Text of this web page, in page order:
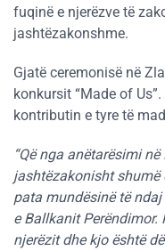
fuqinë e njerëzve të
jashtëzakonshme.
Gjatë ceremonisë në
konkursit “Made of
kontributin e tyre të
“Që nga anëtarësimi
jashtëzakonisht shumë
pata mundësinë të
e Ballkanit Perëndimor.
njerëzit dhe kjo është